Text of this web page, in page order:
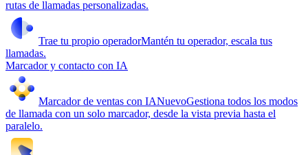
rutas de llamadas personalizadas.
Trae tu propio operadorMantén tu operador, escala tus
llamadas.
Marcador y contacto con IA
Marcador de ventas con IANuevoGestiona todos los modos
de llamada con un solo marcador, desde la vista previa hasta el
paralelo.